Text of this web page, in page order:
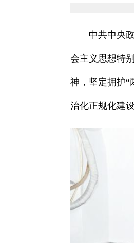
中共中央
会主义思想特
神，坚定拥护“
治化正规化建